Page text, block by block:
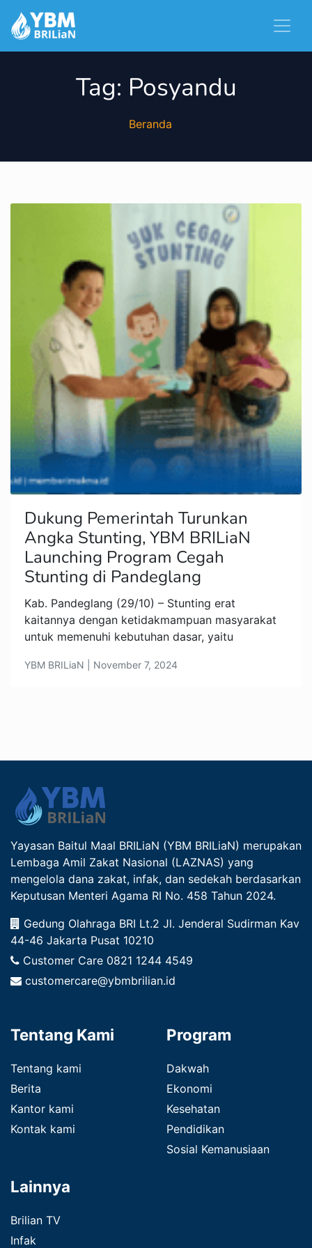
Tag: Posyandu
Beranda
Dukung Pemerintah Turunkan
Angka Stunting, YBM BRILiaN
Launching Program Cegah
Stunting di Pandeglang
Kab. Pandeglang (29/10) – Stunting erat
kaitannya dengan ketidakmampuan masyarakat
untuk memenuhi kebutuhan dasar, yaitu
YBM BRILiaN | November 7, 2024
Yayasan Baitul Maal BRILiaN (YBM BRILiaN) merupakan
Lembaga Amil Zakat Nasional (LAZNAS) yang
mengelola dana zakat, infak, dan sedekah berdasarkan
Keputusan Menteri Agama RI No. 458 Tahun 2024.
Gedung Olahraga BRI Lt.2 Jl. Jenderal Sudirman Kav
44-46 Jakarta Pusat 10210
Customer Care 0821 1244 4549
customercare@ybmbrilian.id
Tentang Kami
Tentang kami
Berita
Kantor kami
Kontak kami
Program
Dakwah
Ekonomi
Kesehatan
Pendidikan
Sosial Kemanusiaan
Lainnya
Brilian TV
Infak